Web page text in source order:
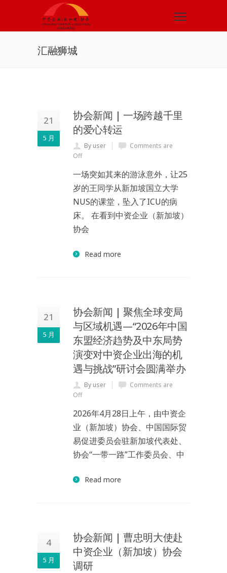
汇融狮城
21
5 月
协会新闻 | 一场跨越千里
的爱心转运
By user
Comments are
Off
一场突如其来的游泳意外，让25
岁的王同学从新加坡国立大学
NUS的课堂，坠入了ICU的病
床。 在看到中资企业（新加坡）
协会
Read more
21
5 月
协会新闻 | 聚焦全球变局
与区域机遇—“2026年中国
东盟经济趋势及中东局势
演变对中资企业出海的机
遇与挑战”研讨会圆满举办
By user
Comments are
Off
2026年4月28日上午，由中资企
业（新加坡）协会、中国国际贸
易促进委员会驻新加坡代表处、
协会“一带一路”工作委员会、中
Read more
4
5 月
协会新闻 | 曹忠明大使赴
中资企业（新加坡）协会
调研